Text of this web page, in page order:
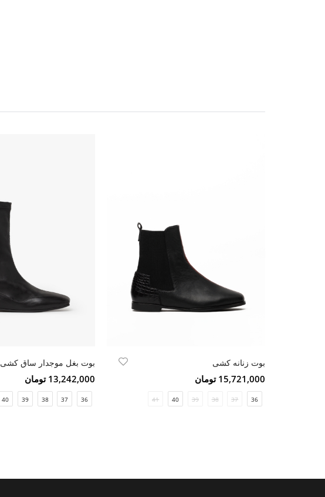
بوت زنانه کشی
15,721,000 تومان
36
37
38
39
40
41
بوت بغل موجدار ساق کشی
13,242,000 تومان
36
37
38
39
40